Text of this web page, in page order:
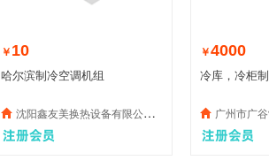
￥ 10
哈尔滨制冷空调机组
沈阳鑫友美换热设备有限公司销售部
￥4000
冷库，冷柜
广州市广